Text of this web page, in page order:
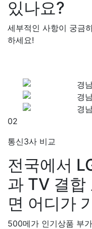
있나요?
세부적인 사항이 궁금
하세요!
02
통신3사 비교
전국에서
과 TV 결합
면 어디가
500메가 인기상품 부